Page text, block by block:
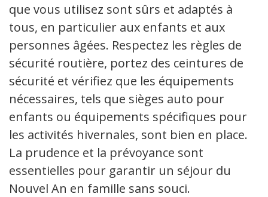
que vous utilisez sont sûrs et adaptés à
tous, en particulier aux enfants et aux
personnes âgées. Respectez les règles de
sécurité routière, portez des ceintures de
sécurité et vérifiez que les équipements
nécessaires, tels que sièges auto pour
enfants ou équipements spécifiques pour
les activités hivernales, sont bien en place.
La prudence et la prévoyance sont
essentielles pour garantir un séjour du
Nouvel An en famille sans souci.